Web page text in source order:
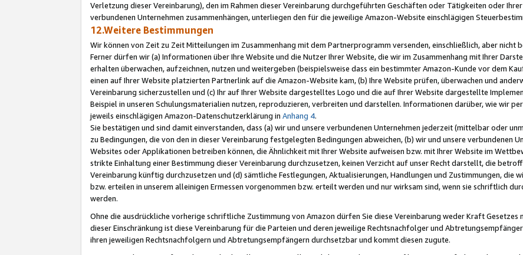
Verletzung dieser Vereinbarung), den im Rahmen dieser Vereinbarung durchgeführten Geschäften oder Tätigkeiten oder
verbundenen Unternehmen zusammenhängen, unterliegen den für die jeweilige Amazon-Website einschlägigen
12.Weitere Bestimmungen
Wir können von Zeit zu Zeit Mitteilungen im Zusammenhang mit dem Partnerprogramm versenden, einschließlich, aber nicht
Ferner dürfen wir (a) Informationen über Ihre Website und die Nutzer Ihrer Website, die wir im Zusammenhang mit Ihrer
erhalten überwachen, aufzeichnen, nutzen und weitergeben (beispielsweise dass ein bestimmter Amazon-Kunde vor dem
einen auf Ihrer Website platzierten Partnerlink auf die Amazon-Website kam, (b) Ihre Website prüfen, überwachen und
Vereinbarung sicherzustellen und (c) Ihr auf Ihrer Website dargestelltes Logo und die auf Ihrer Website dargestellte
Beispiel in unseren Schulungsmaterialien nutzen, reproduzieren, verbreiten und darstellen. Informationen darüber, wie wir
jeweils einschlägigen Amazon-Datenschutzerklärung in Anhang 4.
Sie bestätigen und sind damit einverstanden, dass (a) wir und unsere verbundenen Unternehmen jederzeit (mittelbar oder
zu Bedingungen, die von den in dieser Vereinbarung festgelegten Bedingungen abweichen, (b) wir und unsere verbundenen
Websites oder Applikationen betreiben können, die Ähnlichkeit mit Ihrer Website aufweisen bzw. mit Ihrer Website im
strikte Einhaltung einer Bestimmung dieser Vereinbarung durchzusetzen, keinen Verzicht auf unser Recht darstellt, die
Vereinbarung künftig durchzusetzen und (d) sämtliche Festlegungen, Aktualisierungen, Handlungen und Zustimmungen, die
bzw. erteilen in unserem alleinigen Ermessen vorgenommen bzw. erteilt werden und nur wirksam sind, wenn sie schriftlich
werden.
Ohne die ausdrückliche vorherige schriftliche Zustimmung von Amazon dürfen Sie diese Vereinbarung weder Kraft
dieser Einschränkung ist diese Vereinbarung für die Parteien und deren jeweilige Rechtsnachfolger und
ihren jeweiligen Rechtsnachfolgern und Abtretungsempfängern durchsetzbar und kommt diesen zugute.